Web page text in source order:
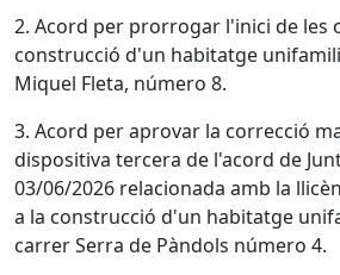
2. Acord per prorrogar l'inici de les
construcció d'un habitatge
Miquel Fleta, número 8.
3. Acord per aprovar la correcció
dispositiva tercera de l'acord de
03/06/2026 relacionada amb la
a la construcció d'un habitatge
carrer Serra de Pàndols número 4.